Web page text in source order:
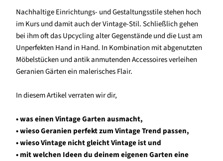
Nachhaltige Einrichtungs- und Gestaltungsstile stehen hoch
im Kurs und damit auch der Vintage-Stil. Schließlich gehen
bei ihm oft das Upcycling alter Gegenstände und die Lust am
Unperfekten Hand in Hand. In Kombination mit abgenutzten
Möbelstücken und antik anmutenden Accessoires verleihen
Geranien Gärten ein malerisches Flair.
In diesem Artikel verraten wir dir,
• was einen Vintage Garten ausmacht,
• wieso Geranien perfekt zum Vintage Trend passen,
• wieso Vintage nicht gleicht Vintage ist und
• mit welchen Ideen du deinem eigenen Garten eine